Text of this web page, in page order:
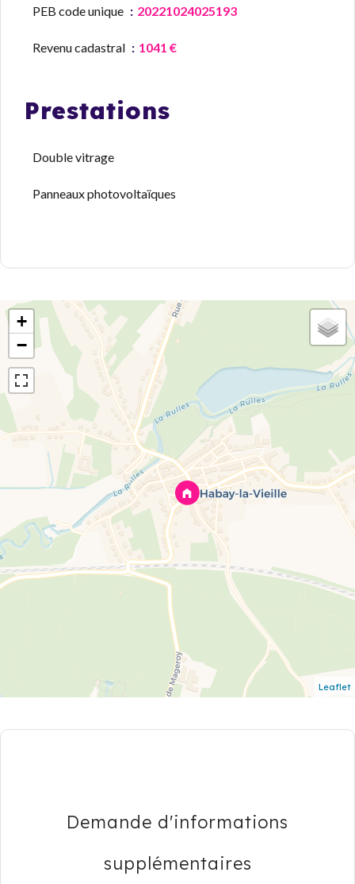
PEB code unique 20221024025193
Revenu cadastral 1041 €
Prestations
Double vitrage
Panneaux photovoltaïques
+
−
Leaflet
Demande d'informations
supplémentaires